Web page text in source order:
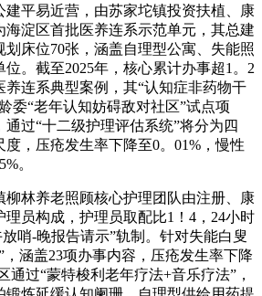
建平易近营，由苏家坨镇投资扶植、康
海淀区首批医养连系示范单元，其总建
划床位70张，涵盖自理型公寓、失能照
。截至2025年，核心累计办事超1。2
连系典型案例，其“认知症非药物干
委“老年认知妨碍敌对社区”试点项
通过“十二级护理评估系统”将分为四
，压疮发生率下降至0。01%，慢性
。
林养老照顾核心护理团队由注册、康
员构成，护理员取配比1！4，24小时
哨-晚报告请示”轨制。针对失能白叟
涵盖23项办事内容，压疮发生率下降
通过“蒙特梭利老年疗法+音乐疗法”，